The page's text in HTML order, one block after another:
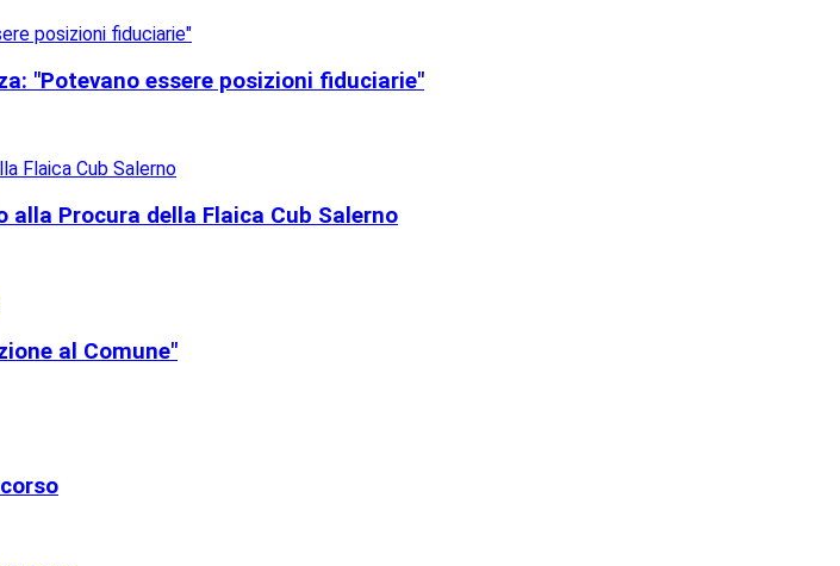
"Potevano essere posizioni fiduciarie"
Procura della Flaica Cub Salerno
al Comune"